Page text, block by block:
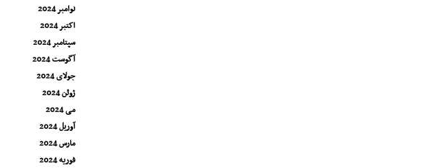
نوامبر 2024
اکتبر 2024
سپتامبر 2024
آگوست 2024
جولای 2024
ژوئن 2024
می 2024
آوریل 2024
مارس 2024
فوریه 2024